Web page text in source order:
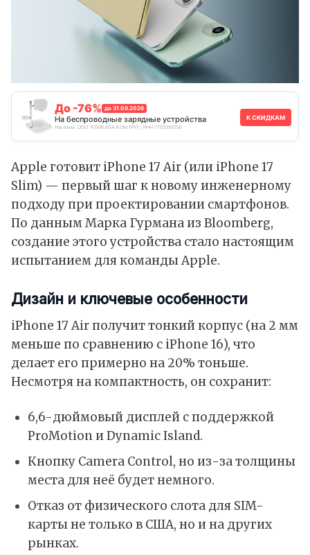
До -76% до 31.08.2026
На беспроводные зарядные устройства
Реклама. ООО "АЛИБАБА.КОМ (РУ)", ИНН 7703380158
К СКИДКАМ
Apple готовит iPhone 17 Air (или iPhone 17
Slim) — первый шаг к новому инженерному
подходу при проектировании смартфонов.
По данным Марка Гурмана из Bloomberg,
создание этого устройства стало настоящим
испытанием для команды Apple.
Дизайн и ключевые особенности
iPhone 17 Air получит тонкий корпус (на 2 мм
меньше по сравнению с iPhone 16), что
делает его примерно на 20% тоньше.
Несмотря на компактность, он сохранит:
6,6-дюймовый дисплей с поддержкой
ProMotion и Dynamic Island.
Кнопку Camera Control, но из-за толщины
места для неё будет немного.
Отказ от физического слота для SIM-
карты не только в США, но и на других
рынках.